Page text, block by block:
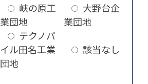
峡の原工
業団地
大野台企
業団地
テクノパ
イル田名工業
団地
該当なし